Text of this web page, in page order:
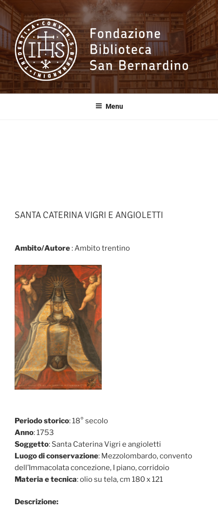
Salta
contenuto
Fondazione
Biblioteca SanMenu
SANTA CATERINA VIGRI E ANGIOLETTI
Ambito/Autore: Ambito trentino
Periodo storico: 18° secolo
Anno: 1753
Soggetto: Santa Caterina Vigri e angioletti
Luogo di conservazione: Mezzolombardo, convento
dell’Immacolata concezione, I piano, corridoio
Materia e tecnica: olio su tela, cm 180 x 121
Descrizione: